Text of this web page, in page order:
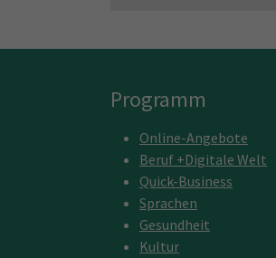
Programm
Online-Angebote
Beruf +Digitale Welt
Quick-Business
Sprachen
Gesundheit
Kultur